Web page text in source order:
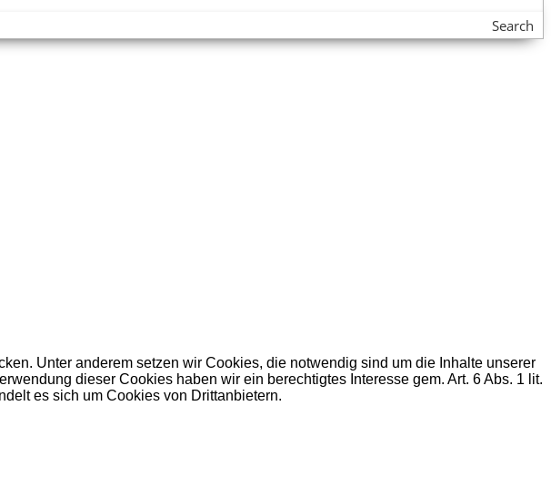
Search
Unter anderem setzen wir Cookies, die notwendig sind um die Inhalte unserer
dieser Cookies haben wir ein berechtigtes Interesse gem. Art. 6 Abs. 1 lit.
es sich um Cookies von Drittanbietern.